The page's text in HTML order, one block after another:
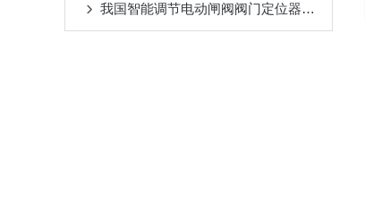
我国智能调节电动闸阀阀门定位器主要生产方法